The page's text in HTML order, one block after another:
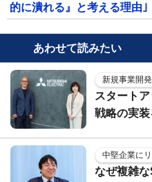
的に潰れる』と考える理由｣
あわせて読みたい
新規事業開
スタート
戦略の実
中堅企業に
なぜ複雑